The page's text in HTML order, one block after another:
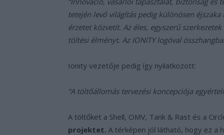
tetején levő világítás pedig különösen
érzetet közvetít. Az éles, egyszerű
töltési élményt. Az IONITY logóval
Ionity vezetője pedig így nyilatkozott:
“A töltőállomás tervezési koncepciója
A töltőket a Shell, OMV, Tank & Rast és a
projektet. A térképen jól látható, hogy ez a